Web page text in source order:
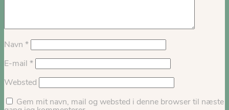
Navn *
E-mail *
Websted
Gem mit navn, mail og websted i denne browser til næste